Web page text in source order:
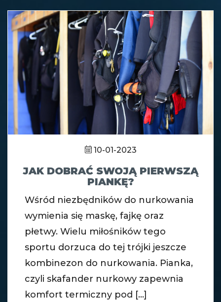
10-01-2023
JAK DOBRAĆ SWOJĄ PIERWSZĄ
PIANKĘ?
Wśród niezbędników do nurkowania
wymienia się maskę, fajkę oraz
płetwy. Wielu miłośników tego
sportu dorzuca do tej trójki jeszcze
kombinezon do nurkowania. Pianka,
czyli skafander nurkowy zapewnia
komfort termiczny pod [...]